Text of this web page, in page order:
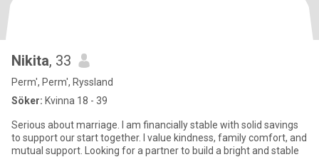
Nikita, 33
Perm', Perm', Ryssland
Söker: Kvinna 18 - 39
Serious about marriage. I am financially stable with solid savings
to support our start together. I value kindness, family comfort, and
mutual support. Looking for a partner to build a bright and stable